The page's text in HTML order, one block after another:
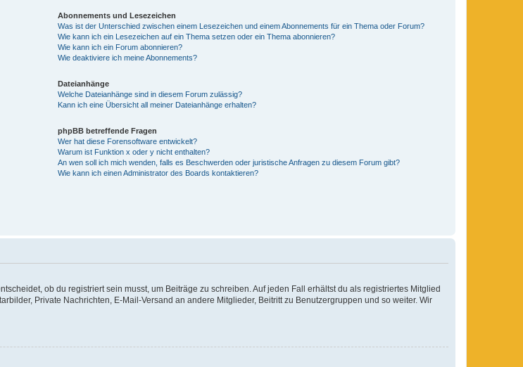
Abonnements und Lesezeichen
Was ist der Unterschied zwischen einem Lesezeichen und einem Abonnements für ein Thema oder Forum?
Wie kann ich ein Lesezeichen auf ein Thema setzen oder ein Thema abonnieren?
Wie kann ich ein Forum abonnieren?
Wie deaktiviere ich meine Abonnements?
Dateianhänge
Welche Dateianhänge sind in diesem Forum zulässig?
Kann ich eine Übersicht all meiner Dateianhänge erhalten?
phpBB betreffende Fragen
Wer hat diese Forensoftware entwickelt?
Warum ist Funktion x oder y nicht enthalten?
An wen soll ich mich wenden, falls es Beschwerden oder juristische Anfragen zu diesem Forum gibt?
Wie kann ich einen Administrator des Boards kontaktieren?
ob du registriert sein musst, um Beiträge zu schreiben. Auf jeden Fall erhältst du als registriertes Mitglied
Private Nachrichten, E-Mail-Versand an andere Mitglieder, Beitritt zu Benutzergruppen und so weiter. Wir